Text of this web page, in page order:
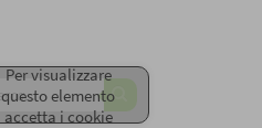
Per visualizzare
questo elemento
accetta i cookie